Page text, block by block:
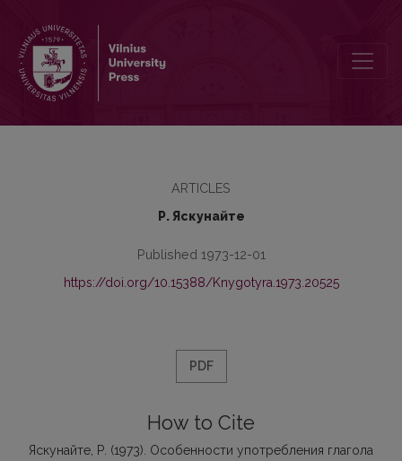
ARTICLES
Р. Яскунайте
Published 1973-12-01
https://doi.org/10.15388/Knygotyra.1973.20525
PDF
How to Cite
Яскунайте, Р. (1973). Особенности употребления глагола